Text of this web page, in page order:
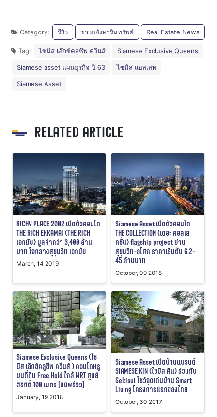
Category: รีวิว ข่าวอสังหาริมทรัพย์ Real Estate News
Tag: ไซมิส เอ๊กซ์คลูซีพ ควีนส์ Siamese Exclusive Queens
Siamese asset แผนธุรกิจ ปี 63 ไซมิส แอสเสท
Siamese Asset
RELATED ARTICLE
RICHY PLACE 2002 เปิดตัวคอนโด
THE RICH EKKAMAI (THE RICH
เอกมัย) มูลค่ากว่า 3,400 ล้าน
บาท ใจกลางสุขุมวิท เอกมัย
March, 14 2019
Siamese Asset เปิดตัวคอนโด
THE COLLECTION (เดอะ คอลเล
คชั่น) flagship project ย่าน
สุขุมวิท-อโศก ราคาเริ่มต้น 6.2-
45 ล้านบาท
October, 09 2018
Siamese Exclusive Queens (ไซ
มิส เอ๊กซ์คลูซีพ ควีนส์ ) คอนโดหรู
บนที่ดิน Free Hold ใกล้ MRT ศูนย์
สิริกิติ์ 100 เมตร [มินิพรีวิว]
January, 19 2018
Siamese Asset เปิดบ้านแบรนด์
SIAMESE KIN (ไซมิส คิน) ร่วมกับ
Sekisui โชว์จุดเด่นบ้าน Smart
Living โครงการแรกของไทย
October, 30 2017